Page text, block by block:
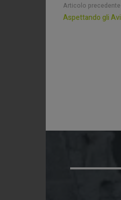
Articolo precedente
Aspettando gli Avi